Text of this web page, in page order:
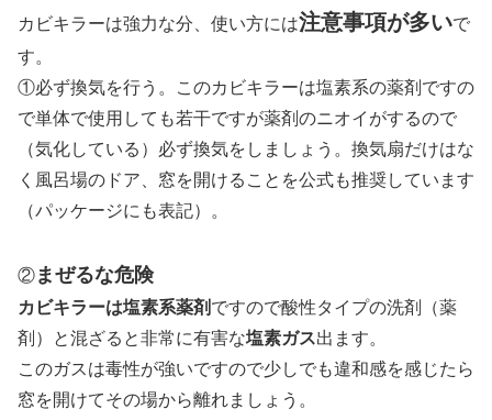
カビキラーは強力な分、使い方には注意事項が多いで
す。
①必ず換気を行う。このカビキラーは塩素系の薬剤ですの
で単体で使用しても若干ですが薬剤のニオイがするので
（気化している）必ず換気をしましょう。換気扇だけはな
く風呂場のドア、窓を開けることを公式も推奨しています
（パッケージにも表記）。
②まぜるな危険
カビキラーは塩素系薬剤 ですので酸性タイプの洗剤（薬
剤）と混ざると非常に有害な塩素ガス出ます。
このガスは毒性が強いですので少しでも違和感を感じたら
窓を開けてその場から離れましょう。